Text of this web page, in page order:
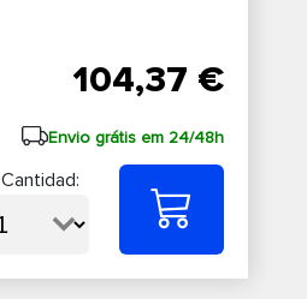
104,37 €
Envio grátis em 24/48h
Cantidad: